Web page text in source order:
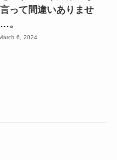
って間違いありませ
。
6, 2024